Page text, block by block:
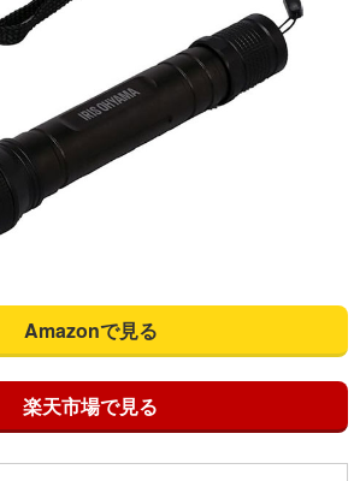
Amazonで見る
楽天市場で見る